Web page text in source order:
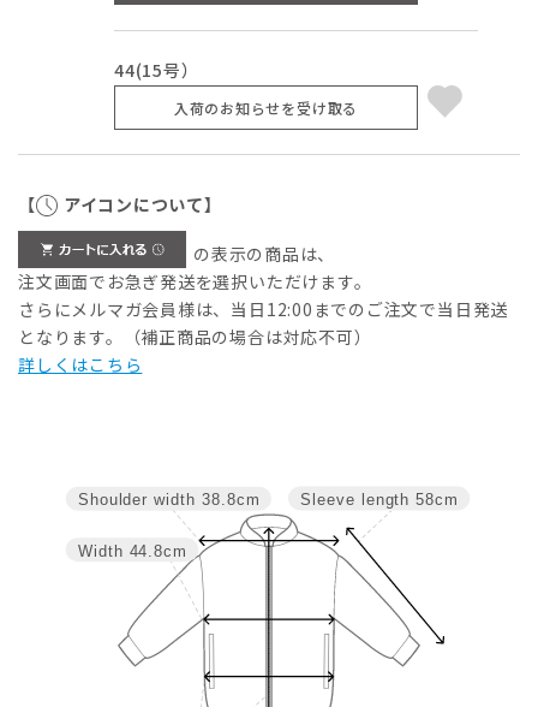
44(15号）
入荷のお知らせを受け取る
【 アイコンについて】
の表示の商品は、
注文画面でお急ぎ発送を選択いただけます。
さらにメルマガ会員様は、当日12:00までのご注文で当日発送
となります。（補正商品の場合は対応不可）
詳しくはこちら
Sleeve length 58cm
Width 44.8cm
Shoulder width 38.8cm